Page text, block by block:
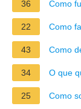
36 Como
22 Como
43 Como
34 O que
25 Como